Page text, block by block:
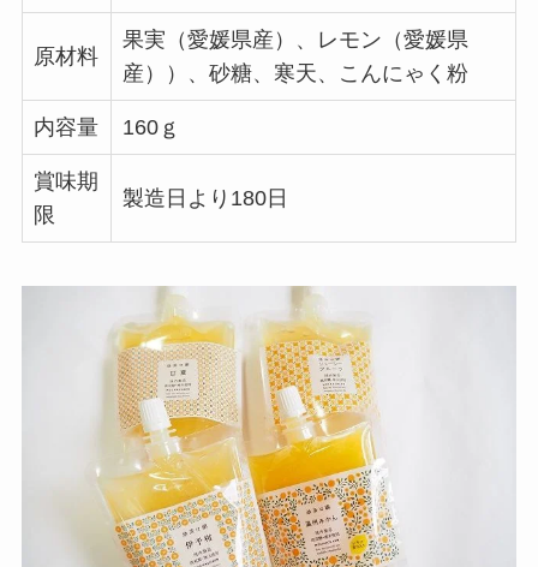
原材料
果実（愛媛県産）、レモン（愛媛県
産））、砂糖、寒天、こんにゃく粉
内容量 160ｇ
賞味期
限
製造日より180日